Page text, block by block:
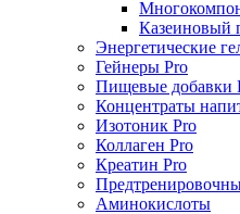
Казеиновый
Энергетические
Гейнеры Pro
Пищевые добавки
Концентраты
Изотоник Pro
Коллаген Pro
Креатин Pro
Аминокислоты